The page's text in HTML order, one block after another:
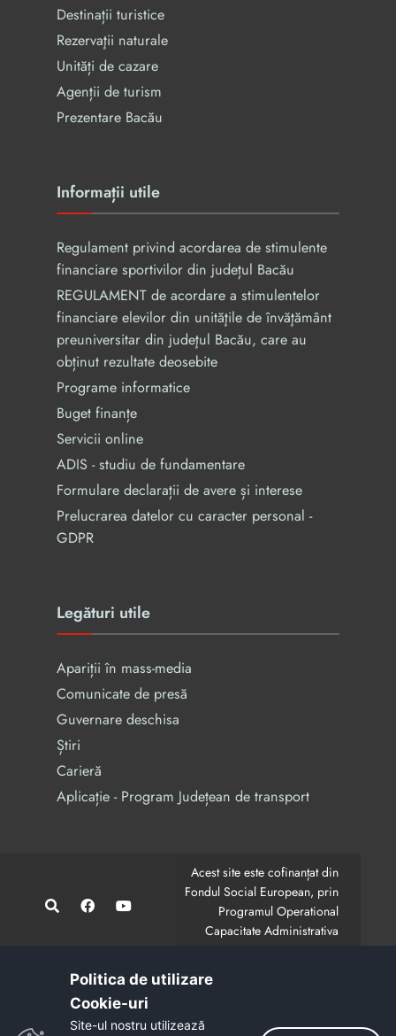
Destinații turistice
Rezervaţii naturale
Unități de cazare
Agenții de turism
Prezentare Bacău
Informații utile
Regulament privind acordarea de stimulente
financiare sportivilor din județul Bacău
REGULAMENT de acordare a stimulentelor
financiare elevilor din unităţile de învăţământ
preuniversitar din judeţul Bacău, care au
obținut rezultate deosebite
Programe informatice
Buget finanțe
Servicii online
ADIS - studiu de fundamentare
Formulare declarații de avere și interese
Prelucrarea datelor cu caracter personal -
GDPR
Legături utile
Apariții în mass-media
Comunicate de presă
Guvernare deschisa
Știri
Carieră
Aplicație - Program Județean de transport
Acest site este cofinanțat din
Fondul Social European, prin
Programul Operational
Capacitate Administrativa
CodMySmis/Sipoca: 128880/652;
Conținutul acestui site web nu reprezintă în mod
obligatoriu poziția oficială a Uniunii Europene.
Politica de utilizare
Cookie-uri‎
Site-ul nostru utilizează